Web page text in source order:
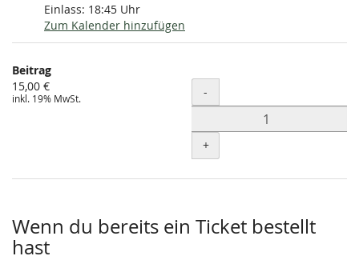
Einlass: 18:45 Uhr
Zum Kalender hinzufügen
Produkte
Unkategorisierte
Produkte
Beitrag
15,00 €
inkl. 19% MwSt. Menge
-
+
Wenn du bereits ein Ticket bestellt
hast